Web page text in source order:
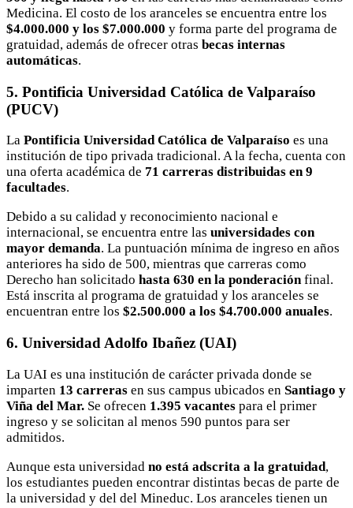
Medicina. El costo de los aranceles se encuentra entre los
$4.000.000 y los $7.000.000 y forma parte del programa de
gratuidad, además de ofrecer otras becas internas
automáticas.
5. Pontificia Universidad Católica de Valparaíso
(PUCV)
La Pontificia Universidad Católica de Valparaíso es una
institución de tipo privada tradicional. A la fecha, cuenta con
una oferta académica de 71 carreras distribuidas en 9
facultades.
Debido a su calidad y reconocimiento nacional e
internacional, se encuentra entre las universidades con
mayor demanda. La puntuación mínima de ingreso en años
anteriores ha sido de 500, mientras que carreras como
Derecho han solicitado hasta 630 en la ponderaciónfinal.
Está inscrita al programa de gratuidad y los aranceles se
encuentran entre los $2.500.000 a los $4.700.000 anuales.
6. Universidad Adolfo Ibañez (UAI)
La UAI es una institución de carácter privada donde se
imparten 13 carreras en sus campus ubicados en Santiago y
Viña del Mar. Se ofrecen 1.395 vacantes para el primer
ingreso y se solicitan al menos 590 puntos para ser
admitidos.
Aunque esta universidad no está adscrita a la gratuidad,
los estudiantes pueden encontrar distintas becas de parte de
la universidad y del del Mineduc. Los aranceles tienen un